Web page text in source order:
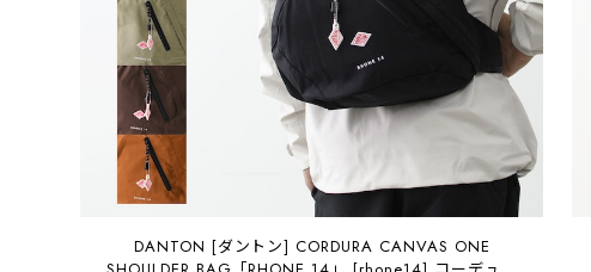
DANTON [ダントン] CORDURA CANVAS ONE